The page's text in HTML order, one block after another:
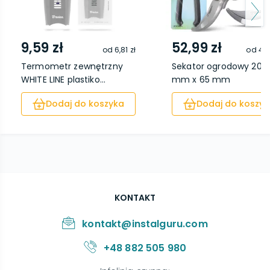
9,59 zł od6,81 zł
Termometr zewnętrzny
WHITE LINE plastiko...
Dodaj do koszyka
52,99 zł od
Sekator ogrodowy 200
mm x 65 mm
Dodaj do
KONTAKT
kontakt@instalguru.com
+48 882 505 980